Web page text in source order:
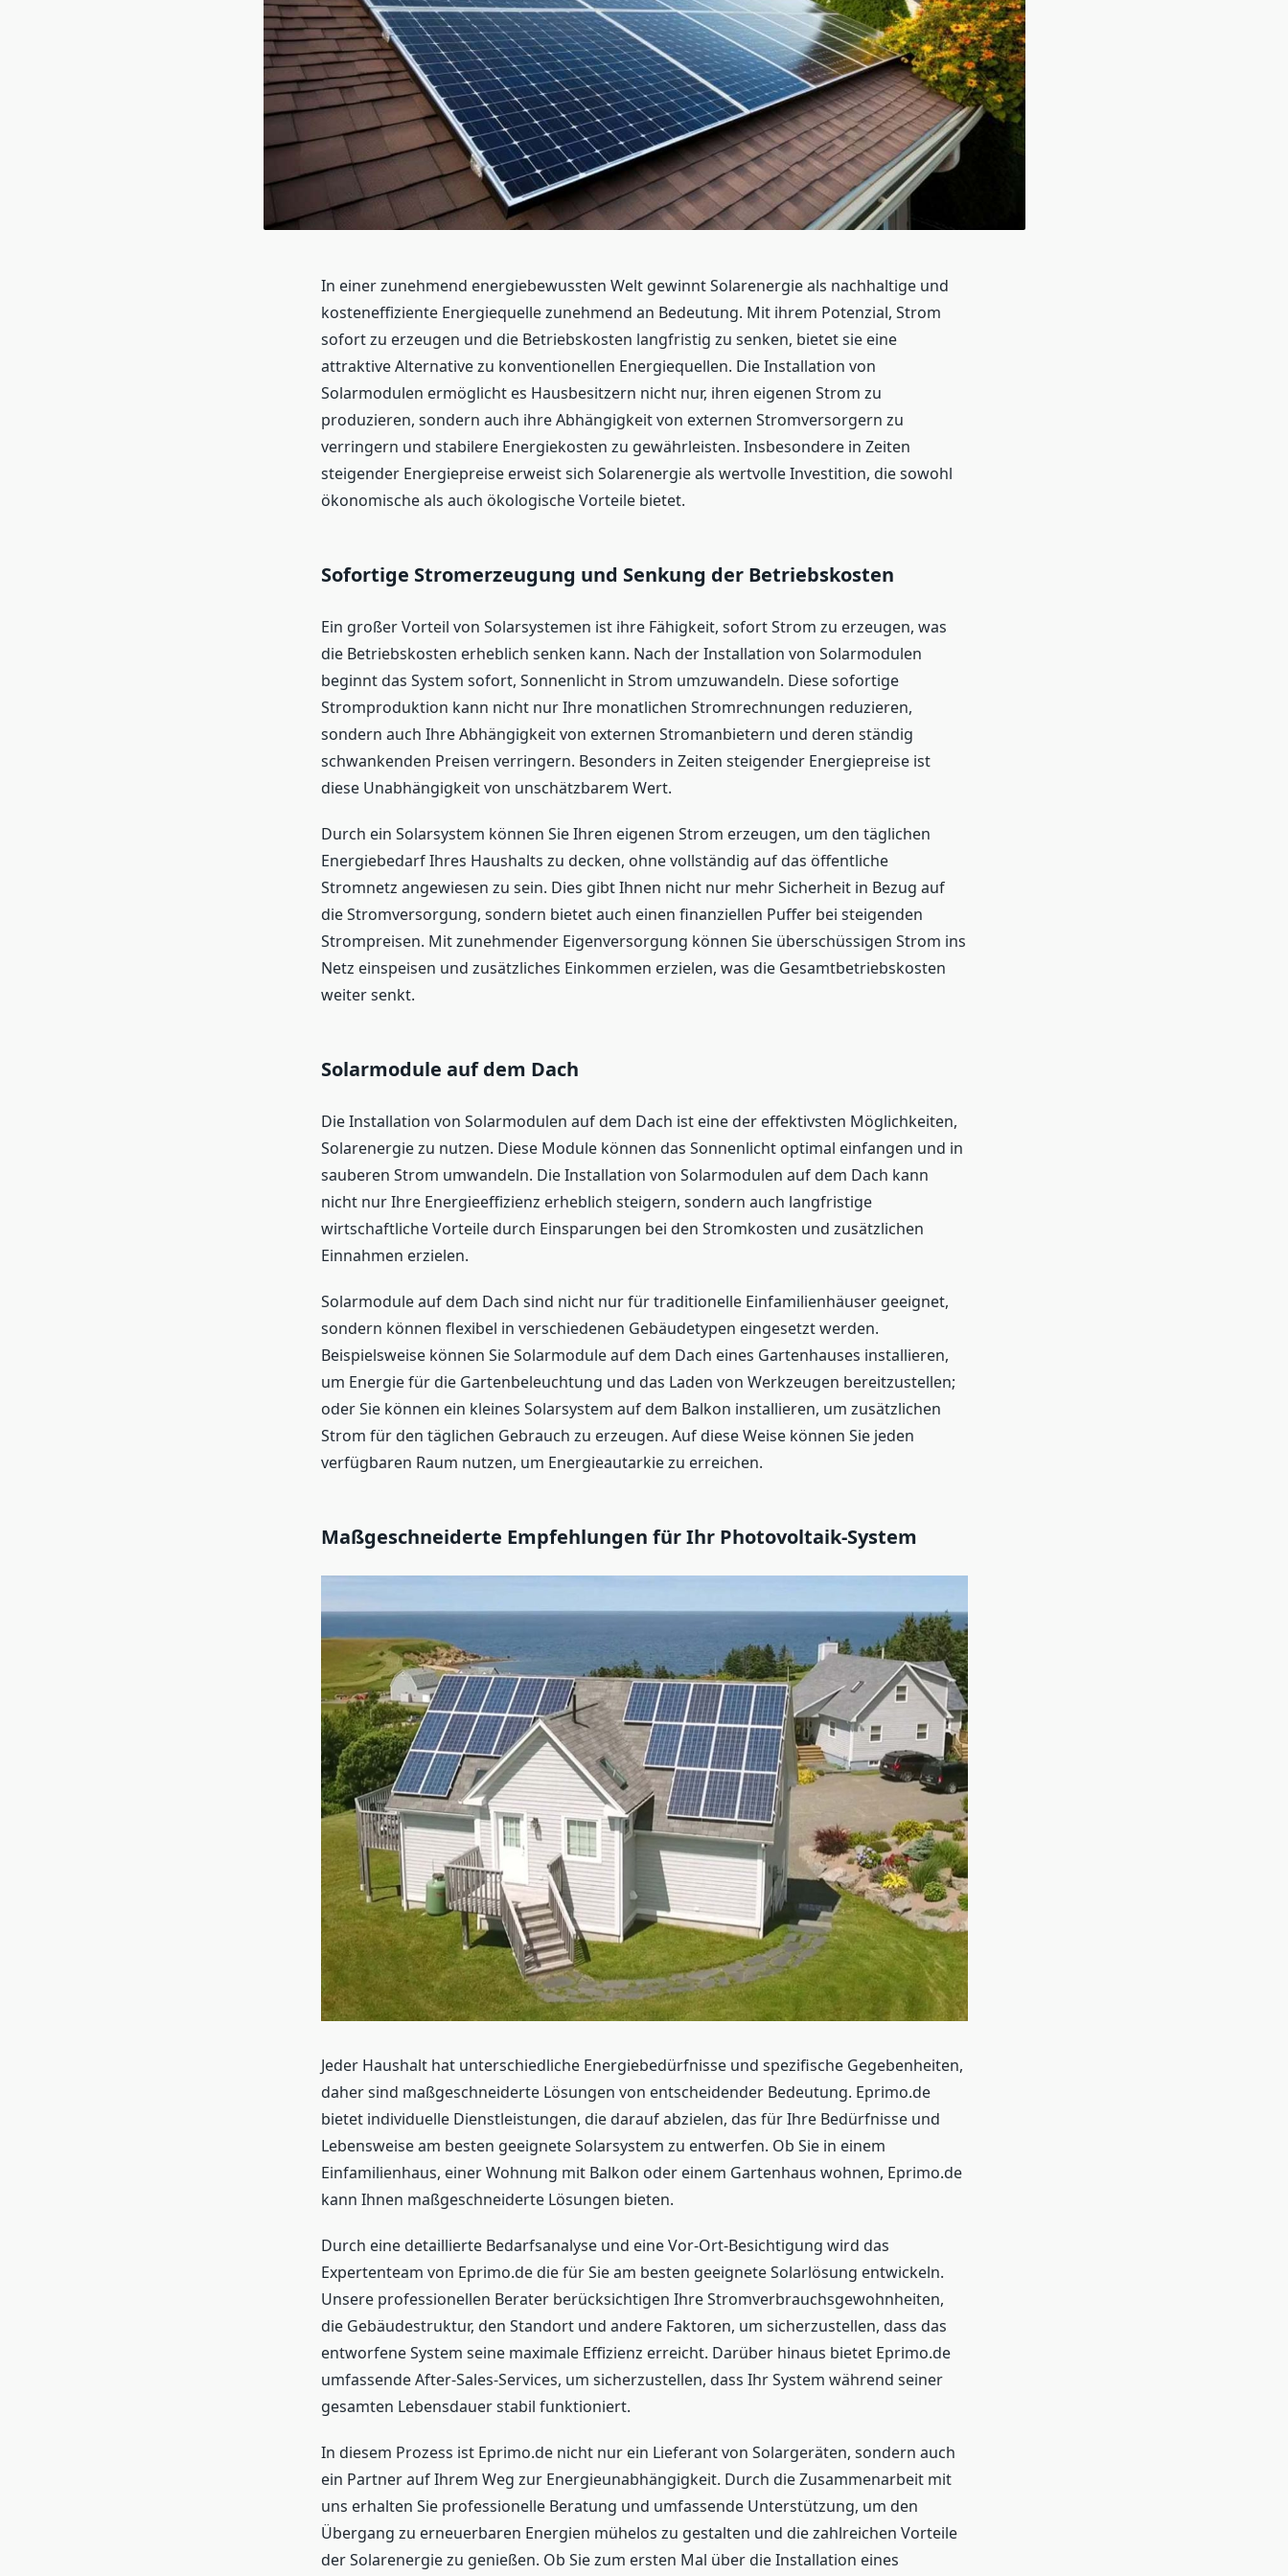
In einer zunehmend energiebewussten Welt gewinnt Solarenergie als nachhaltige und
kosteneffiziente Energiequelle zunehmend an Bedeutung. Mit ihrem Potenzial, Strom
sofort zu erzeugen und die Betriebskosten langfristig zu senken, bietet sie eine
attraktive Alternative zu konventionellen Energiequellen. Die Installation von
Solarmodulen ermöglicht es Hausbesitzern nicht nur, ihren eigenen Strom zu
produzieren, sondern auch ihre Abhängigkeit von externen Stromversorgern zu
verringern und stabilere Energiekosten zu gewährleisten. Insbesondere in Zeiten
steigender Energiepreise erweist sich Solarenergie als wertvolle Investition, die sowohl
ökonomische als auch ökologische Vorteile bietet.
Sofortige Stromerzeugung und Senkung der Betriebskosten
Ein großer Vorteil von Solarsystemen ist ihre Fähigkeit, sofort Strom zu erzeugen, was
die Betriebskosten erheblich senken kann. Nach der Installation von Solarmodulen
beginnt das System sofort, Sonnenlicht in Strom umzuwandeln. Diese sofortige
Stromproduktion kann nicht nur Ihre monatlichen Stromrechnungen reduzieren,
sondern auch Ihre Abhängigkeit von externen Stromanbietern und deren ständig
schwankenden Preisen verringern. Besonders in Zeiten steigender Energiepreise ist
diese Unabhängigkeit von unschätzbarem Wert.
Durch ein Solarsystem können Sie Ihren eigenen Strom erzeugen, um den täglichen
Energiebedarf Ihres Haushalts zu decken, ohne vollständig auf das öffentliche
Stromnetz angewiesen zu sein. Dies gibt Ihnen nicht nur mehr Sicherheit in Bezug auf
die Stromversorgung, sondern bietet auch einen finanziellen Puffer bei steigenden
Strompreisen. Mit zunehmender Eigenversorgung können Sie überschüssigen Strom ins
Netz einspeisen und zusätzliches Einkommen erzielen, was die Gesamtbetriebskosten
weiter senkt.
Solarmodule auf dem Dach
Die Installation von Solarmodulen auf dem Dach ist eine der effektivsten Möglichkeiten,
Solarenergie zu nutzen. Diese Module können das Sonnenlicht optimal einfangen und in
sauberen Strom umwandeln. Die Installation von Solarmodulen auf dem Dach kann
nicht nur Ihre Energieeffizienz erheblich steigern, sondern auch langfristige
wirtschaftliche Vorteile durch Einsparungen bei den Stromkosten und zusätzlichen
Einnahmen erzielen.
Solarmodule auf dem Dach sind nicht nur für traditionelle Einfamilienhäuser geeignet,
sondern können flexibel in verschiedenen Gebäudetypen eingesetzt werden.
Beispielsweise können Sie Solarmodule auf dem Dach eines Gartenhauses installieren,
um Energie für die Gartenbeleuchtung und das Laden von Werkzeugen bereitzustellen;
oder Sie können ein kleines Solarsystem auf dem Balkon installieren, um zusätzlichen
Strom für den täglichen Gebrauch zu erzeugen. Auf diese Weise können Sie jeden
verfügbaren Raum nutzen, um Energieautarkie zu erreichen.
Maßgeschneiderte Empfehlungen für Ihr Photovoltaik-System
Jeder Haushalt hat unterschiedliche Energiebedürfnisse und spezifische Gegebenheiten,
daher sind maßgeschneiderte Lösungen von entscheidender Bedeutung. Eprimo.de
bietet individuelle Dienstleistungen, die darauf abzielen, das für Ihre Bedürfnisse und
Lebensweise am besten geeignete Solarsystem zu entwerfen. Ob Sie in einem
Einfamilienhaus, einer Wohnung mit Balkon oder einem Gartenhaus wohnen, Eprimo.de
kann Ihnen maßgeschneiderte Lösungen bieten.
Durch eine detaillierte Bedarfsanalyse und eine Vor-Ort-Besichtigung wird das
Expertenteam von Eprimo.de die für Sie am besten geeignete Solarlösung entwickeln.
Unsere professionellen Berater berücksichtigen Ihre Stromverbrauchsgewohnheiten,
die Gebäudestruktur, den Standort und andere Faktoren, um sicherzustellen, dass das
entworfene System seine maximale Effizienz erreicht. Darüber hinaus bietet Eprimo.de
umfassende After-Sales-Services, um sicherzustellen, dass Ihr System während seiner
gesamten Lebensdauer stabil funktioniert.
In diesem Prozess ist Eprimo.de nicht nur ein Lieferant von Solargeräten, sondern auch
ein Partner auf Ihrem Weg zur Energieunabhängigkeit. Durch die Zusammenarbeit mit
uns erhalten Sie professionelle Beratung und umfassende Unterstützung, um den
Übergang zu erneuerbaren Energien mühelos zu gestalten und die zahlreichen Vorteile
der Solarenergie zu genießen. Ob Sie zum ersten Mal über die Installation eines